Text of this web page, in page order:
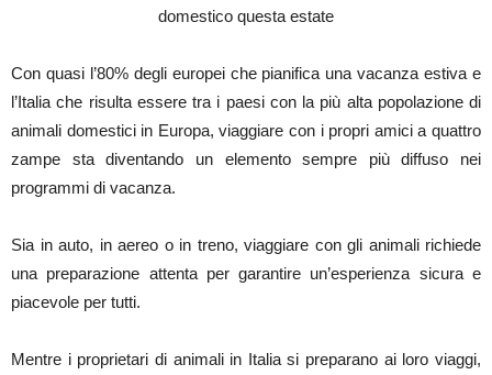
domestico questa estate
Con quasi l’80% degli europei che pianifica una vacanza estiva e
l’Italia che risulta essere tra i paesi con la più alta popolazione di
animali domestici in Europa, viaggiare con i propri amici a quattro
zampe sta diventando un elemento sempre più diffuso nei
programmi di vacanza.
Sia in auto, in aereo o in treno, viaggiare con gli animali richiede
una preparazione attenta per garantire un’esperienza sicura e
piacevole per tutti.
Mentre i proprietari di animali in Italia si preparano ai loro viaggi,